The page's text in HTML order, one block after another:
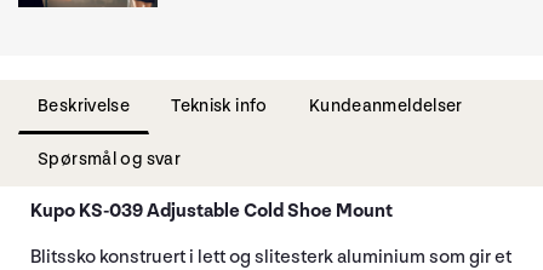
Beskrivelse Teknisk info Kundeanmeldelser
Spørsmål og svar
Kupo KS-039 Adjustable Cold Shoe Mount
Blitssko konstruert i lett og slitesterk aluminium som gir et